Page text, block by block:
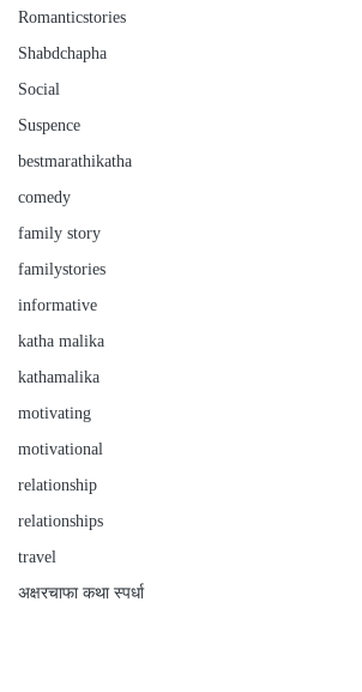
Romanticstories
Shabdchapha
Social
Suspence
bestmarathikatha
comedy
family story
familystories
informative
katha malika
kathamalika
motivating
motivational
relationship
relationships
travel
अक्षरचाफा कथा स्पर्धा